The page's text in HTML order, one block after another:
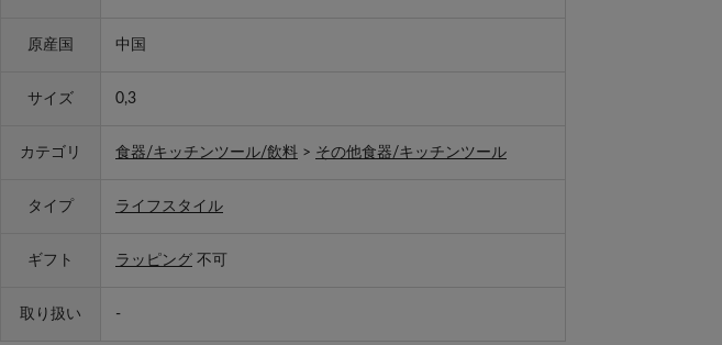
原産国 中国
サイズ 0,3
カテゴリ 食器/キッチンツール/飲料 > その他食器/キッチンツール
タイプ ライフスタイル
ギフト ラッピング 不可
取り扱い -